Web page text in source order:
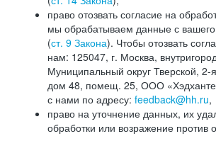
право отозвать согласие на
мы обрабатываем данные с вашего
(ст. 9 Закона). Чтобы отозвать
нам: 125047, г. Москва,
Муниципальный округ Тверской, 2-
дом 48, помещ. 25, ООО
с нами по адресу: feedback@hh.ru,
право на уточнение данных, их
обработки или возражение против